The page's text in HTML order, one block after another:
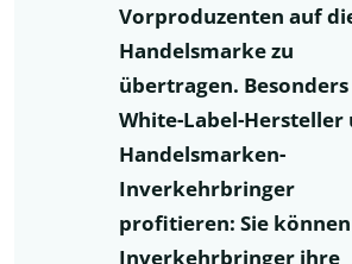
Vorproduzenten auf
Handelsmarke zu
übertragen. Besonders
White-Label-Hersteller
Handelsmarken-
Inverkehrbringer
profitieren: Sie
Inverkehrbringer ihre